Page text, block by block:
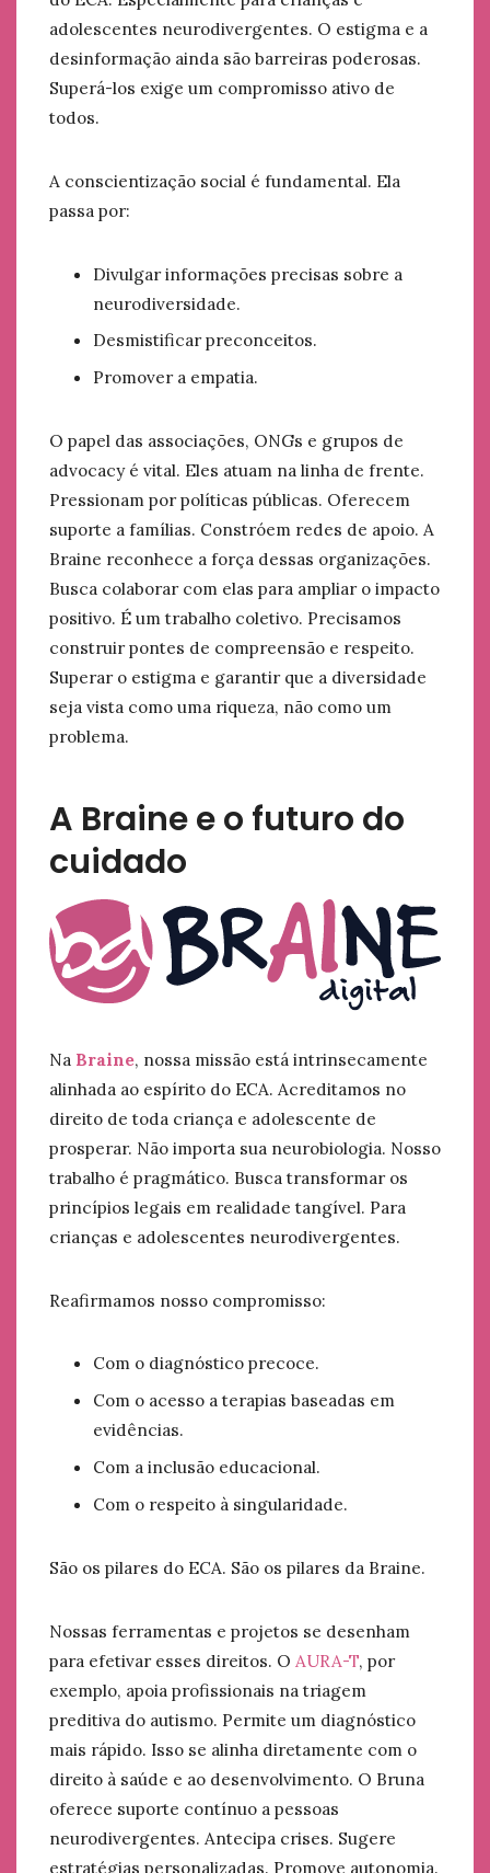
adolescentes neurodivergentes. O estigma e a
desinformação ainda são barreiras poderosas.
Superá-los exige um compromisso ativo de
todos.
A conscientização social é fundamental. Ela
passa por:
Divulgar informações precisas sobre a
neurodiversidade.
Desmistificar preconceitos.
Promover a empatia.
O papel das associações, ONGs e grupos de
advocacy é vital. Eles atuam na linha de frente.
Pressionam por políticas públicas. Oferecem
suporte a famílias. Constróem redes de apoio. A
Braine reconhece a força dessas organizações.
Busca colaborar com elas para ampliar o impacto
positivo. É um trabalho coletivo. Precisamos
construir pontes de compreensão e respeito.
Superar o estigma e garantir que a diversidade
seja vista como uma riqueza, não como um
problema.
A Braine e o futuro do
cuidado
Na Braine, nossa missão está intrinsecamente
alinhada ao espírito do ECA. Acreditamos no
direito de toda criança e adolescente de
prosperar. Não importa sua neurobiologia. Nosso
trabalho é pragmático. Busca transformar os
princípios legais em realidade tangível. Para
crianças e adolescentes neurodivergentes.
Reafirmamos nosso compromisso:
Com o diagnóstico precoce.
Com o acesso a terapias baseadas em
evidências.
Com a inclusão educacional.
Com o respeito à singularidade.
São os pilares do ECA. São os pilares da Braine.
Nossas ferramentas e projetos se desenham
para efetivar esses direitos. O AURA-T, por
exemplo, apoia profissionais na triagem
preditiva do autismo. Permite um diagnóstico
mais rápido. Isso se alinha diretamente com o
direito à saúde e ao desenvolvimento. O Bruna
oferece suporte contínuo a pessoas
neurodivergentes. Antecipa crises. Sugere
estratégias personalizadas. Promove autonomia.